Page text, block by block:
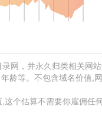
网，并永久归类相关网
龄等。不包含域名价值
个估算不需要你雇佣任